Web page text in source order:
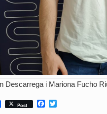
Descarrega i Mariona Fucho
Post
F